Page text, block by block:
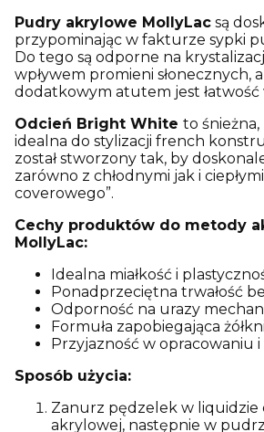
Pudry akrylowe MollyLac są
przypominając w fakturze sypki
Do tego są odporne na
wpływem promieni słonecznych,
dodatkowym atutem jest łatwość
Odcień Bright White to śnieżna,
idealna do stylizacji french
został stworzony tak, by doskonale
zarówno z chłodnymi jak i
coverowego”.
Cechy produktów do metody
MollyLac:
Idealna miałkość i
Ponadprzeciętna trwałość
Odporność na urazy
Formuła zapobiegająca
Przyjazność w opracowaniu i
Sposób użycia:
Zanurz pędzelek w liquidzie
akrylowej, następnie w